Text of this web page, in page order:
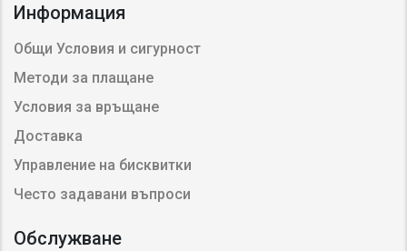
Информация
Общи Условия и сигурност
Методи за плащане
Условия за връщане
Доставка
Управление на бисквитки
Често задавани въпроси
Обслужване